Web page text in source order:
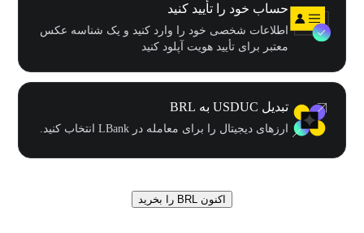
حساب خود را تأیید کنید
اطلاعات شخصی خود را وارد کنید و یک شناسه عکس
معتبر برای تأیید هویت آپلود کنید
تبدیل USDUC به BRL
ارزهای دیجیتال را برای معامله در LBank انتخاب کنید.
اکنون BRL را بخرید